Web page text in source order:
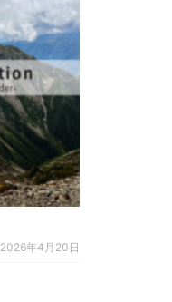
2026年4月20日